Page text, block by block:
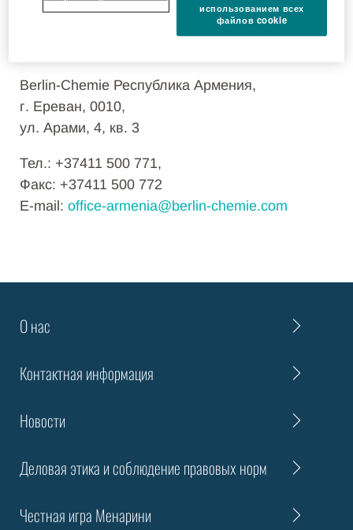
Правовая информация
Этот сайт принадлежит компании Berlin-
Berlin-Chemie Республика Армения,
г. Ереван, 0010,
ул. Арами, 4, кв. 3
Тел.: +37411 500 771,
Факс: +37411 500 772
E-mail: office-armenia@berlin-chemie.com
О нас
Контактная информация
Новости
Деловая этика и соблюдение правовых норм
Честная игра Менарини
использованием всех
файлов cookie